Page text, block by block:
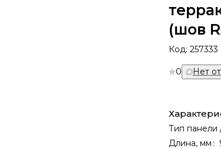
(шов
Код:257333
0 Нет
Тип панели
Длина, мм :